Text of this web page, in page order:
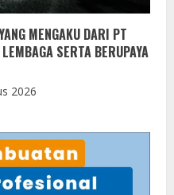
MENGAKU DARI PT
SERTA BERUPAYA
2026